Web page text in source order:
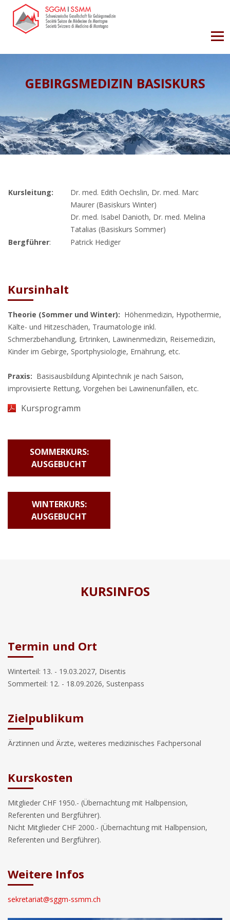
GEBIRGSMEDIZIN BASISKURS
Kursleitung:
Dr. med. Edith Oechslin, Dr. med. Marc
Maurer (Basiskurs Winter)
Dr. med. Isabel Danioth, Dr. med. Melina
Tatalias (Basiskurs Sommer)
Bergführer: Patrick Hediger
Kursinhalt
Theorie (Sommer und Winter): Höhenmedizin, Hypothermie,
Kälte- und Hitzeschäden, Traumatologie inkl.
Schmerzbehandlung, Ertrinken, Lawinenmedizin, Reisemedizin,
Kinder im Gebirge, Sportphysiologie, Ernährung, etc.
Praxis: ​ Basisausbildung Alpintechnik je nach Saison,
improvisierte Rettung, Vorgehen bei Lawinenunfällen, etc.
Kursprogramm
SOMMERKURS:
AUSGEBUCHT
WINTERKURS:
AUSGEBUCHT
KURSINFOS
Termin und Ort
Winterteil: 13. - 19.03.2027, Disentis
Sommerteil: 12. - 18.09.2026, Sustenpass
Zielpublikum
Ärztinnen und Ärzte, weiteres medizinisches Fachpersonal
Kurskosten
Mitglieder CHF 1950.- (Übernachtung mit Halbpension,
Referenten und Bergführer).
Nicht Mitglieder CHF 2000.- (Übernachtung mit Halbpension,
Referenten und Bergführer).
Weitere Infos
sekretariat@sggm-ssmm.ch